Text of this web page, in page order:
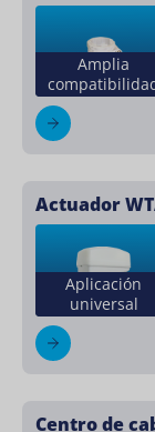
Amplia
Actuador
Aplicación
universal
Centro de